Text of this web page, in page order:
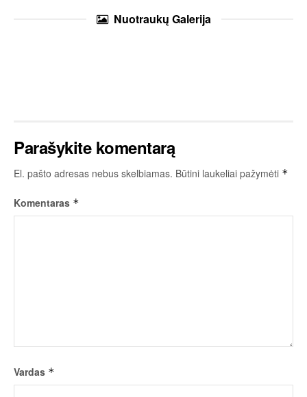
Nuotraukų Galerija
Parašykite komentarą
El. pašto adresas nebus skelbiamas. Būtini laukeliai pažymėti *
Komentaras *
Vardas *